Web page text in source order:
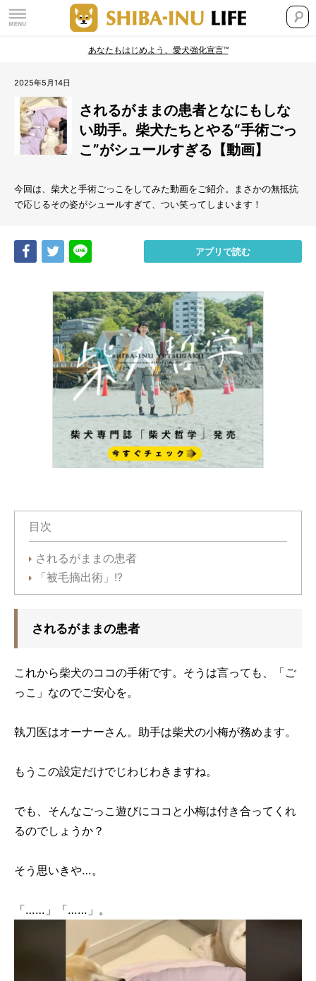
あなたもはじめよう、愛犬強化宣言™
2025年5月14日
されるがままの患者となにもしな
い助手。柴犬たちとやる“手術ごっ
こ”がシュールすぎる【動画】
今回は、柴犬と手術ごっこをしてみた動画をご紹介。まさかの無抵抗
で応じるその姿がシュールすぎて、つい笑ってしまいます！
Share Tweet アプリで読む
目次
されるがままの患者
「被毛摘出術」!?
されるがままの患者
これから柴犬のココの手術です。そうは言っても、「ご
っこ」なのでご安心を。
執刀医はオーナーさん。助手は柴犬の小梅が務めます。
もうこの設定だけでじわじわきますね。
でも、そんなごっこ遊びにココと小梅は付き合ってくれ
るのでしょうか？
そう思いきや…。
「……」「……」。